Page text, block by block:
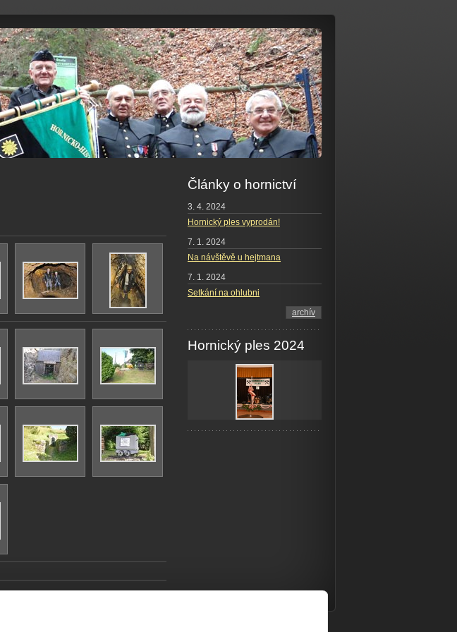
Články o hornictví
3. 4. 2024
Hornický ples vyprodán!
7. 1. 2024
Na návštěvě u hejtmana
7. 1. 2024
Setkání na ohlubni
archív
Hornický ples 2024